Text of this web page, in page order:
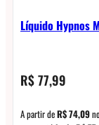
Líquido Hypnos
R$77,99
A partir deR$74,09